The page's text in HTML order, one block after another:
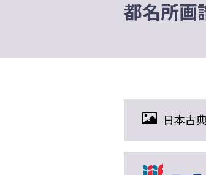
都名所画
日本古